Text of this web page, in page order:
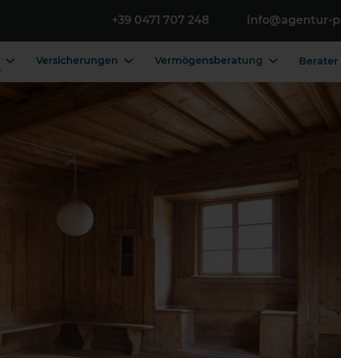
+39 0471 707 248 info@agentur-
Versicherungen Vermögensberatung